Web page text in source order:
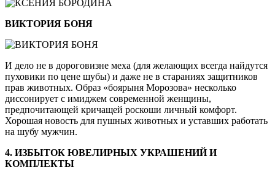
ВИКТОРИЯ БОНЯ
И дело не в дороговизне меха (для желающих всегда найдутся
пуховики по цене шубы) и даже не в стараниях защитников
прав животных. Образ «боярыня Морозова» несколько
диссонирует с имиджем современной женщины,
предпочитающей кричащей роскоши личный комфорт.
Хорошая новость для пушных животных и уставших работать
на шубу мужчин.
4. ИЗБЫТОК ЮВЕЛИРНЫХ УКРАШЕНИЙ И
КОМПЛЕКТЫ